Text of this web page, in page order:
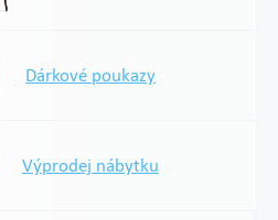
Dárkové poukazy
Výprodej nábytku